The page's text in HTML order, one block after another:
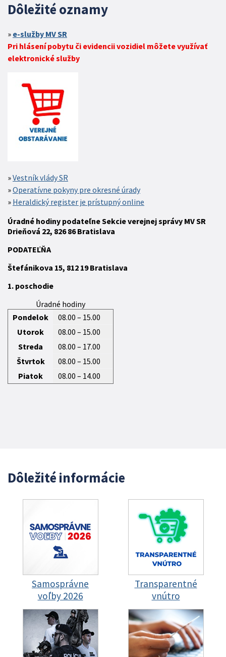
Dôležité oznamy
e-služby MV SR
Pri hlásení pobytu či evidencii vozidiel môžete využívať
elektronické služby
Vestník vlády SR
Operatívne pokyny pre okresné úrady
Heraldický register je prístupný online
Úradné hodiny podateľne Sekcie verejnej správy MV SR
Drieňová 22, 826 86 Bratislava
PODATEĽŇA
Štefánikova 15, 812 19Bratislava
1. poschodie
Úradné hodiny
Pondelok
08.00 – 15.00
Utorok
08.00 – 15.00
Streda
08.00 – 17.00
Štvrtok
08.00 – 15.00
Piatok
08.00 – 14.00
Dôležité informácie
Samosprávne
voľby 2026
Transparentné
vnútro